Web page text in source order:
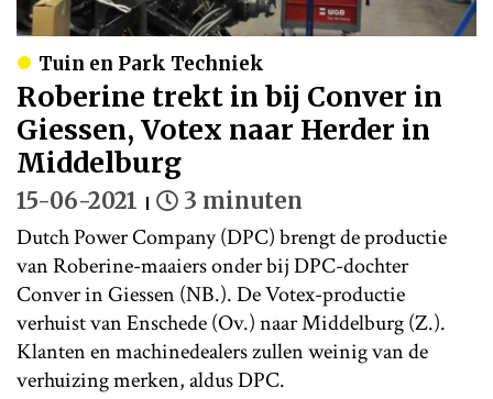
Tuin en Park Techniek
Roberine trekt in bij Conver in
Giessen, Votex naar Herder in
Middelburg
15-06-2021 3 minuten
Dutch Power Company (DPC) brengt de productie
van Roberine-maaiers onder bij DPC-dochter
Conver in Giessen (NB.). De Votex-productie
verhuist van Enschede (Ov.) naar Middelburg (Z.).
Klanten en machinedealers zullen weinig van de
verhuizing merken, aldus DPC.